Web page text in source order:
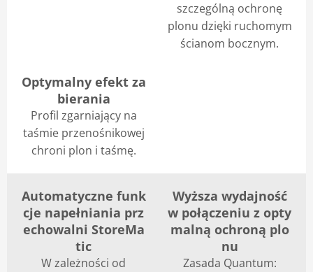
szczególną ochronę
plonu dzięki ruchomym
ścianom bocznym.
Optymalny efekt za
bierania
Profil zgarniający na
taśmie przenośnikowej
chroni plon i taśmę.
Automatyczne funk
cje napełniania prz
echowalni StoreMa
tic
W zależności od
Wyższa wydajność
w połączeniu z opty
malną ochroną plo
nu
Zasada Quantum: